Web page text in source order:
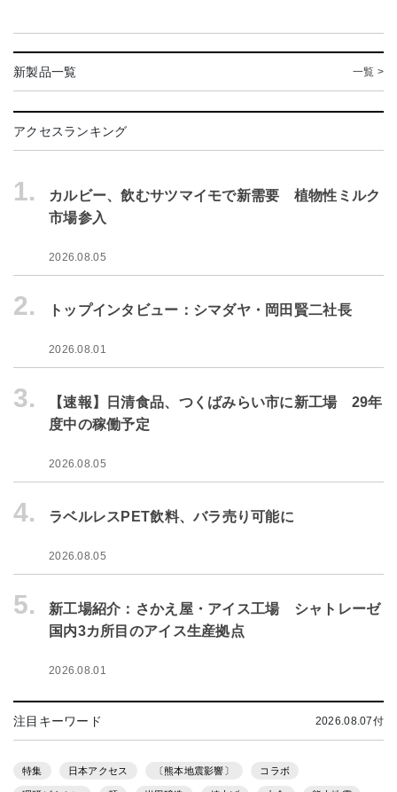
新製品一覧 一覧 >
アクセスランキング
1.
カルビー、飲むサツマイモで新需要 植物性ミルク
市場参入
2026.08.05
2. トップインタビュー：シマダヤ・岡田賢二社長
2026.08.01
3.
【速報】日清食品、つくばみらい市に新工場 29年
度中の稼働予定
2026.08.05
4. ラベルレスPET飲料、バラ売り可能に
2026.08.05
5.
新工場紹介：さかえ屋・アイス工場 シャトレーゼ
国内3カ所目のアイス生産拠点
2026.08.01
注目キーワード 2026.08.07付
特集 日本アクセス 〔熊本地震影響〕 コラボ